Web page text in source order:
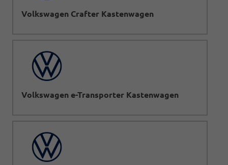
Volkswagen Crafter Kastenwagen
Volkswagen e-Transporter Kastenwagen